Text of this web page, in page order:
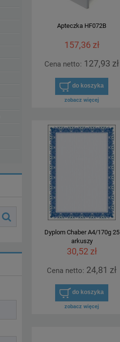
Apteczka HF072B
157,36 zł
Cena netto: 127,93 zł
do koszyka
zobacz więcej
Dyplom Chaber A4/170g 25
arkuszy
30,52 zł
Cena netto: 24,81 zł
do koszyka
zobacz więcej